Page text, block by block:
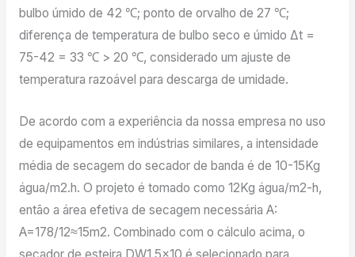
bulbo úmido de 42 ℃; ponto de orvalho de 27 ℃;
diferença de temperatura de bulbo seco e úmido Δt =
75-42 = 33 ℃ > 20 ℃, considerado um ajuste de
temperatura razoável para descarga de umidade.
De acordo com a experiência da nossa empresa no uso
de equipamentos em indústrias similares, a intensidade
média de secagem do secador de banda é de 10-15Kg
água/m2.h. O projeto é tomado como 12Kg água/m2-h,
então a área efetiva de secagem necessária A:
A=178/12≈15m2. Combinado com o cálculo acima, o